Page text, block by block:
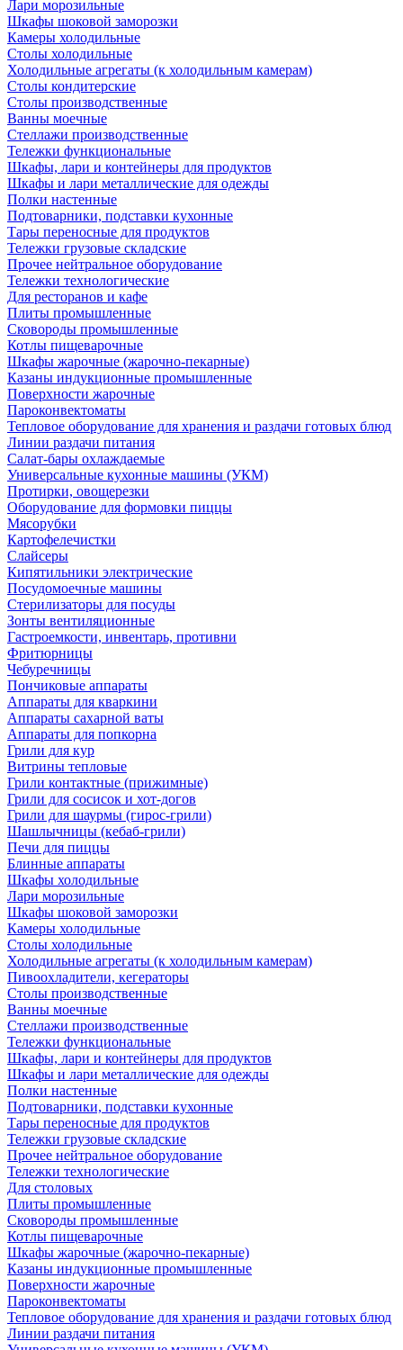
Лари морозильные
Шкафы шоковой заморозки
Камеры холодильные
Столы холодильные
Холодильные агрегаты (к холодильным камерам)
Столы кондитерские
Столы производственные
Ванны моечные
Стеллажи производственные
Тележки функциональные
Шкафы, лари и контейнеры для продуктов
Шкафы и лари металлические для одежды
Полки настенные
Подтоварники, подставки кухонные
Тары переносные для продуктов
Тележки грузовые складские
Прочее нейтральное оборудование
Тележки технологические
Для ресторанов и кафе
Плиты промышленные
Сковороды промышленные
Котлы пищеварочные
Шкафы жарочные (жарочно-пекарные)
Казаны индукционные промышленные
Поверхности жарочные
Пароконвектоматы
Тепловое оборудование для хранения и раздачи готовых блюд
Линии раздачи питания
Салат-бары охлаждаемые
Универсальные кухонные машины (УКМ)
Протирки, овощерезки
Оборудование для формовки пиццы
Мясорубки
Картофелечистки
Слайсеры
Кипятильники электрические
Посудомоечные машины
Стерилизаторы для посуды
Зонты вентиляционные
Гастроемкости, инвентарь, противни
Фритюрницы
Чебуречницы
Пончиковые аппараты
Аппараты для кваркини
Аппараты сахарной ваты
Аппараты для попкорна
Грили для кур
Витрины тепловые
Грили контактные (прижимные)
Грили для сосисок и хот-догов
Грили для шаурмы (гирос-грили)
Шашлычницы (кебаб-грили)
Печи для пиццы
Блинные аппараты
Шкафы холодильные
Лари морозильные
Шкафы шоковой заморозки
Камеры холодильные
Столы холодильные
Холодильные агрегаты (к холодильным камерам)
Пивоохладители, кегераторы
Столы производственные
Ванны моечные
Стеллажи производственные
Тележки функциональные
Шкафы, лари и контейнеры для продуктов
Шкафы и лари металлические для одежды
Полки настенные
Подтоварники, подставки кухонные
Тары переносные для продуктов
Тележки грузовые складские
Прочее нейтральное оборудование
Тележки технологические
Для столовых
Плиты промышленные
Сковороды промышленные
Котлы пищеварочные
Шкафы жарочные (жарочно-пекарные)
Казаны индукционные промышленные
Поверхности жарочные
Пароконвектоматы
Тепловое оборудование для хранения и раздачи готовых блюд
Линии раздачи питания